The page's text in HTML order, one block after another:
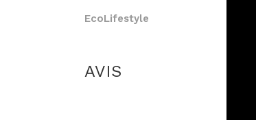
EcoLifestyle
AVIS